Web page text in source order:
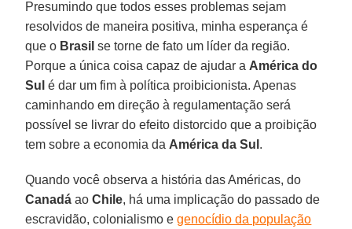
Presumindo que todos esses problemas sejam
resolvidos de maneira positiva, minha esperança é
que o Brasil se torne de fato um líder da região.
Porque a única coisa capaz de ajudar a América do
Sul é dar um fim à política proibicionista. Apenas
caminhando em direção à regulamentação será
possível se livrar do efeito distorcido que a proibição
tem sobre a economia da América da Sul .
Quando você observa a história das Américas, do
Canadá aoChile, há uma implicação do passado de
escravidão, colonialismo egenocídio da população